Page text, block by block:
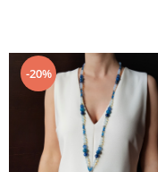
-20%